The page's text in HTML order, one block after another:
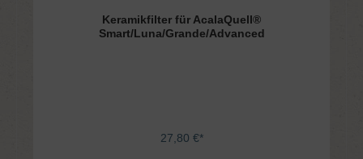
Keramikfilter für AcalaQuell®
Smart/Luna/Grande/Advanced
27,80 €*